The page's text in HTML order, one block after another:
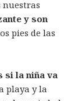
nuestras
y son
pies de las
si la niña va
playa y la